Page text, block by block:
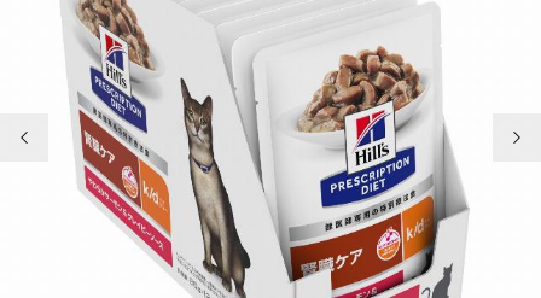
前の画像